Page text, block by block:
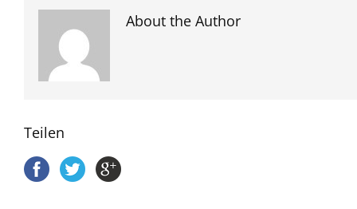
About the Author
Teilen